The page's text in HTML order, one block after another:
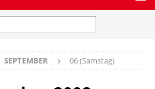
SEPTEMBER 06 (Samstag)